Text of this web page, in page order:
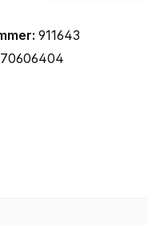
911643